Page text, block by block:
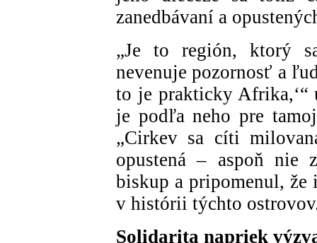
zanedbávaní a
„Je to región, ktorý
nevenuje pozornosť a
to je prakticky Afrika,‘“
je podľa neho pre
„Cirkev sa cíti
opustená – aspoň nie
biskup a pripomenul, že
v histórii týchto
Solidarita napriek